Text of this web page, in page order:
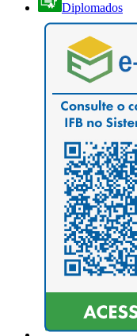
Diplomados